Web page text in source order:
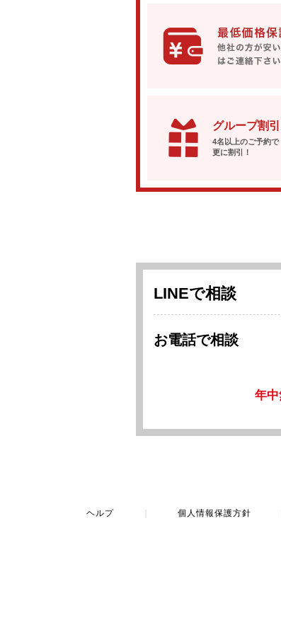
グループ割引
4名以上のご予約で
更に割引！
LINEで相談
お電話で相談
年
ヘルプ 個人情報保護方針